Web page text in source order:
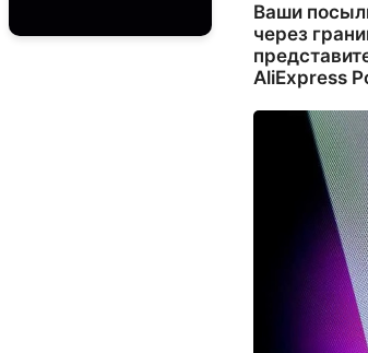
Ваши
через
AliExpress